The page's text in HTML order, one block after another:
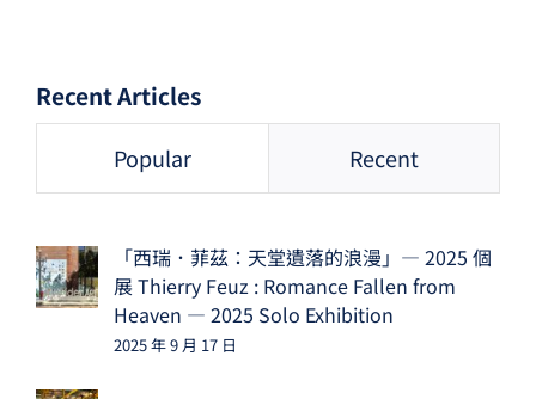
Recent Articles
Popular Recent
「西瑞．菲茲：天堂遺落的浪漫」— 2025 個
展 Thierry Feuz : Romance Fallen from
Heaven — 2025 Solo Exhibition
2025 年 9 月 17 日